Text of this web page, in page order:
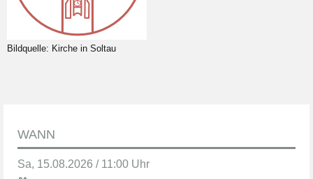
Bildquelle: Kirche in Soltau
WANN
Sa, 15.08.2026 / 11:00 Uhr